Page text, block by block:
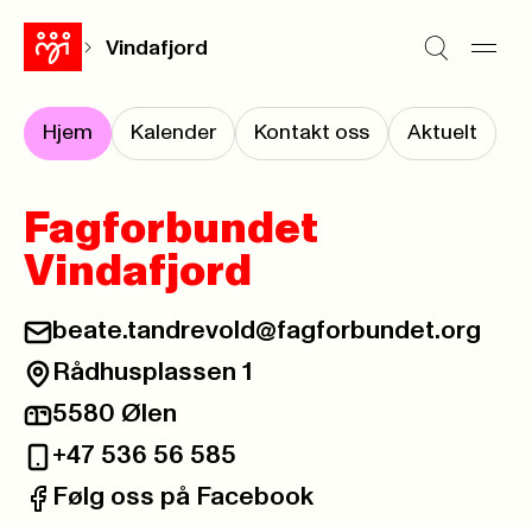
Vindafjord
Hjem Kalender Kontakt oss Aktuelt
Fagforbundet
Vindafjord
E-post:
beate.tandrevold@fagforbundet.org
Besøksadresse:
Rådhusplassen 1
Postadresse:
5580 Ølen
Telefon:
+47 536 56 585
Facebook:
Følg oss på Facebook